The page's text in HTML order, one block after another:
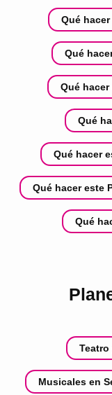
Qué
Qué
Qué hacer
Qué
Qué hacer
Qué hacer este
Qué
Musicales en